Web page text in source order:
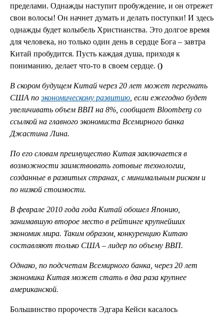
пределами. Однажды наступит пробуждение, и он отрежет
свои волосы! Он начнет думать и делать поступки! И здесь
однажды будет колыбель Христианства. Это долгое время
для человека, но только один день в сердце Бога – завтра
Китай пробудится. Пусть каждая душа, приходя к
пониманию, делает что-то в своем сердце. ()
В скором будущем Китай через 20 лет может перегнать
США по экономическому развитию , если ежегодно будет
увеличивать объем ВВП на 8%, сообщает Bloomberg со
ссылкой на главного экономиста Всемирного банка
Джастина Лина.
По его словам преимущество Китая заключается в
возможности заимствовать готовые технологии,
созданные в развитых странах, с минимальным риском и
по низкой стоимости.
В феврале 2010 года года Китай обошел Японию,
занимавшую второе место в рейтинге крупнейших
экономик мира. Таким образом, конкуренцию Китаю
составляют только США – лидер по объему ВВП.
Однако, по подсчетам Всемирного банка, через 20 лет
экономика Китая может стать в два раза крупнее
американской.
Большинство пророчеств Эдгара Кейси касалось